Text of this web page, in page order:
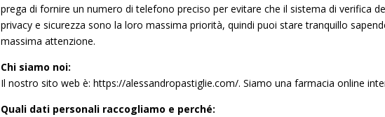
prega di fornire un numero di telefono preciso per evitare che il sistema di verifica
privacy e sicurezza sono la loro massima priorità, quindi puoi stare tranquillo
massima attenzione.
Chi siamo noi:
Il nostro sito web è: https://alessandropastiglie.com/. Siamo una farmacia online
Quali dati personali raccogliamo e perché: